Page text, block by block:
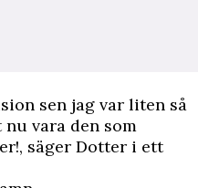
sen jag var liten så
vara den som
säger Dotter i ett